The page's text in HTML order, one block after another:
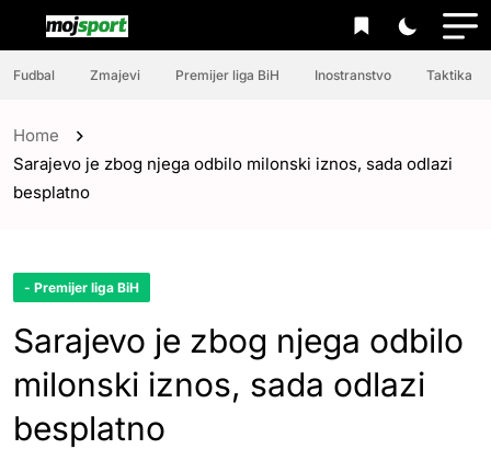
Fudbal Zmajevi Premijer liga BiH Inostranstvo Taktika
Home
Sarajevo je zbog njega odbilo milonski iznos, sada odlazi
besplatno
- Premijer liga BiH
Sarajevo je zbog njega odbilo
milonski iznos, sada odlazi
besplatno